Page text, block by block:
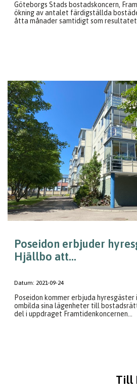
Göteborgs Stads bostadskoncern,
ökning av antalet färdigställda
åtta månader samtidigt som
Poseidon erbjuder
Hjällbo att...
Datum: 2021-09-24
Poseidon kommer erbjuda
ombilda sina lägenheter till
del i uppdraget Framtidenkoncernen...
Till